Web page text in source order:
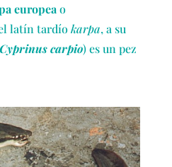
europeao
latín tardíokarpa, a su
carpio) es un pez